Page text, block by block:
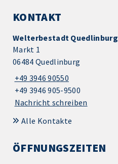
KONTAKT
Welterbestadt Quedlinburg
Markt 1
06484 Quedlinburg
+49 3946 90550
+49 3946 905-9500
Nachricht schreiben
Alle Kontakte
ÖFFNUNGSZEITEN